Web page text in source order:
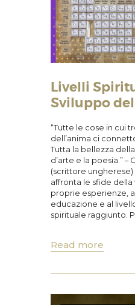
Livelli
Sviluppo
“Tutte le cose in cui
dell’anima ci
Tutta la bellezza
d’arte e la poesia.” –
(scrittore ungherese)
affronta le sfide della
proprie esperienze,
educazione e al
spirituale raggiunto.
Read more